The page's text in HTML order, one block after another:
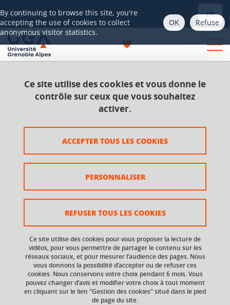
Ce site utilise des cookies et vous donne le
contrôle sur ceux que vous souhaitez
activer.
Ce site utilise des cookies pour vous proposer la lecture de
vidéos, pour vous permettre de partager le contenu sur les
réseaux sociaux, et pour mesurer l’audience des pages. Nous
vous donnons la possibilité d’accepter ou de refuser ces
cookies. Nous conservons votre choix pendant 6 mois. Vous
pouvez changer d’avis et modifier votre choix à tout moment
en cliquant sur le lien "Gestion des cookies" situé dans le pied
de page du site.
ACCEPTER TOUS LES COOKIES
REFUSER TOUS LES COOKIES
PERSONNALISER
By continuing to browse this site, you're
accepting the use of cookies to collect
anonymous visitor statistics.
OK Refuse
Jump to FR
Home